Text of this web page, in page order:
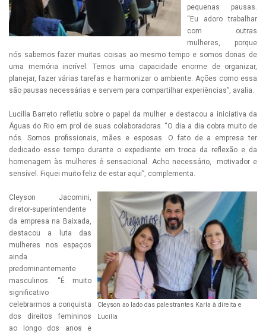
pequenas pausas.
“Eu adoro trabalhar
com outras
mulheres, porque
nós sabemos fazer muitas coisas ao mesmo tempo e somos donas de
uma memória incrível. Temos uma capacidade enorme de organizar,
planejar, fazer várias tarefas e harmonizar o ambiente. Ações como essa
são pausas necessárias e servem para compartilhar experiências”, avalia.
Lucilla Barreto refletiu sobre o papel da mulher e destacou a iniciativa da
Águas do Rio em prol de suas colaboradoras. “O dia a dia cobra muito de
nós. Somos profissionais, mães e esposas. O fato de a empresa ter
dedicado esse tempo durante o expediente em troca da reflexão e da
homenagem às mulheres é sensacional. Acho necessário, motivador e
sensível. Fiquei muito feliz de estar aqui”, complementa.
Cleyson ao lado das palestrantes Karla à direita e
Lucilla
Cleyson Jacomini,
diretor-superintendente
da empresa na Baixada,
destacou a luta das
mulheres nos espaços
ainda
predominantemente
masculinos. “É muito
significativo
celebrarmos a conquista
dos direitos femininos
ao longo dos anos e